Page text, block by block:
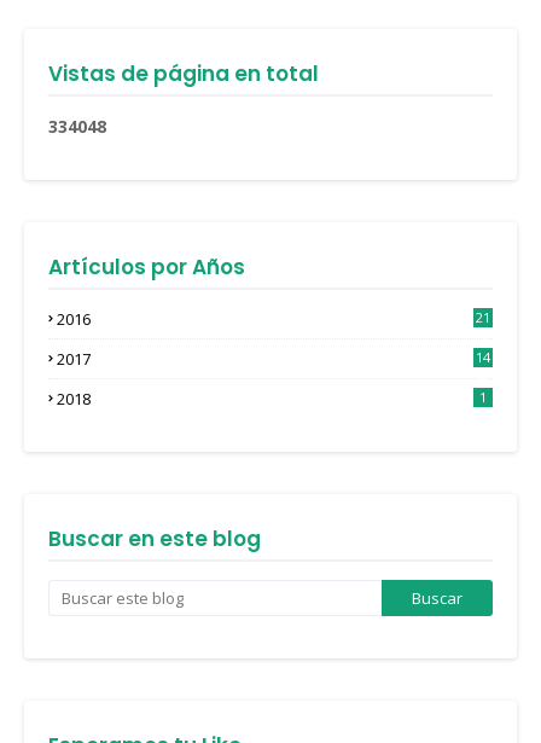
Vistas de página en total
334048
Artículos por Años
2016
21
2017
14
2018 1
Buscar en este blog